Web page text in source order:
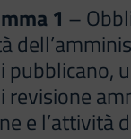
1 –
e